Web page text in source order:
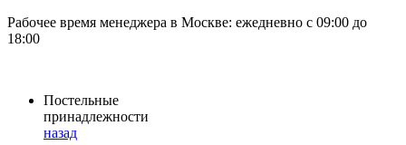
Рабочее время менеджера в Москве: ежедневно с 09:00 до
18:00
Постельные
принадлежности
назад